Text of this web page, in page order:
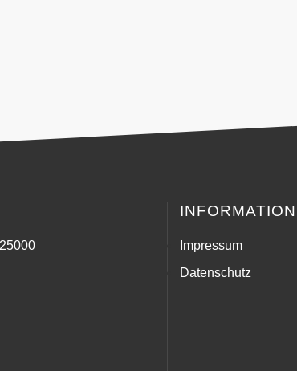
INFORMATION
Impressum
Datenschutz